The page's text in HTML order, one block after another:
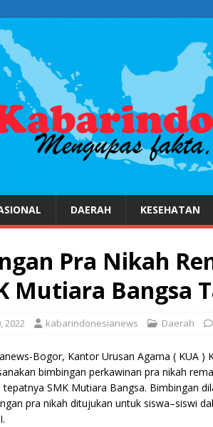
DAERAH KESEHATAN
Pra Nikah
Mutiara Bangsa
2022 kabarindonesianews Daerah
Bogor, Kantor Urusan Agama ( KUA )
bimbingan perkawinan pra nikah
SMK Mutiara Bangsa. Bimbingan
pra nikah ditujukan untuk siswa–siswi